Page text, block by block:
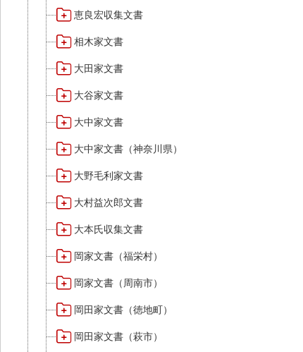
恵良宏収集文書
相木家文書
大田家文書
大谷家文書
大中家文書
大中家文書（神奈川県）
大野毛利家文書
大村益次郎文書
大本氏収集文書
岡家文書（福栄村）
岡家文書（周南市）
岡田家文書（徳地町）
岡田家文書（萩市）